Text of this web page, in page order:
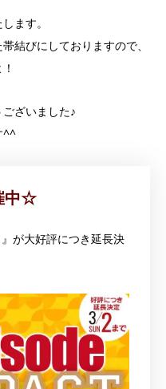
ます。
結びにしておりますので、
ざいました♪
^^
中☆
が大好評につき延長決